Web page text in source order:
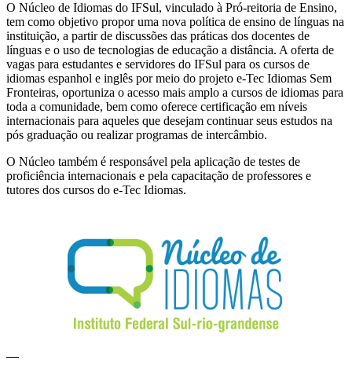
O Núcleo de Idiomas do IFSul, vinculado à Pró-reitoria de Ensino,
tem como objetivo propor uma nova política de ensino de línguas na
instituição, a partir de discussões das práticas dos docentes de
línguas e o uso de tecnologias de educação a distância. A oferta de
vagas para estudantes e servidores do IFSul para os cursos de
idiomas espanhol e inglês por meio do projeto e-Tec Idiomas Sem
Fronteiras, oportuniza o acesso mais amplo a cursos de idiomas para
toda a comunidade, bem como oferece certificação em níveis
internacionais para aqueles que desejam continuar seus estudos na
pós graduação ou realizar programas de intercâmbio.
O Núcleo também é responsável pela aplicação de testes de
proficiência internacionais e pela capacitação de professores e
tutores dos cursos do e-Tec Idiomas.